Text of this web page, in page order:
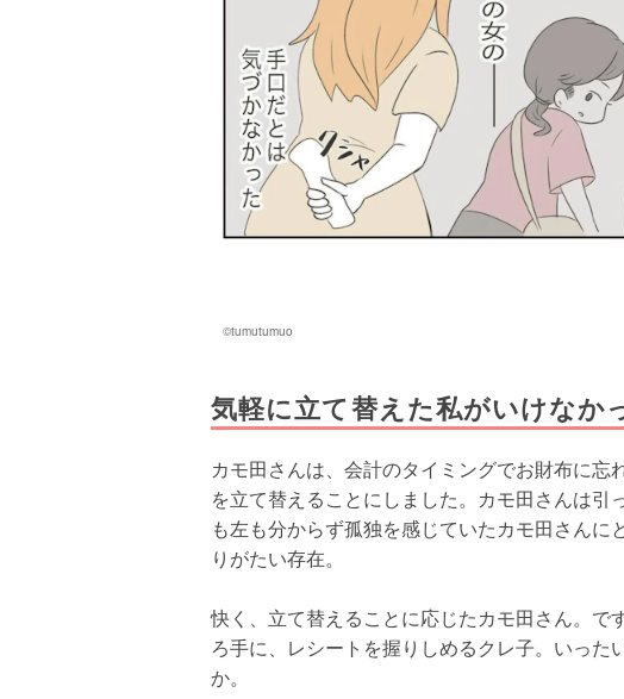
©tumutumuo
気軽に立て替えた私がいけなか
カモ田さんは、会計のタイミングでお財布に
を立て替えることにしました。カモ田さんは
も左も分からず孤独を感じていたカモ田さん
りがたい存在。
快く、立て替えることに応じたカモ田さん。で
ろ手に、レシートを握りしめるクレ子。いった
か。